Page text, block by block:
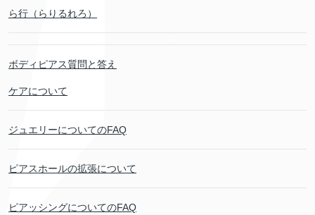
ら行（らりるれろ）
ボディピアス質問と答え
ケアについて
ジュエリーについてのFAQ
ピアスホールの拡張について
ピアッシングについてのFAQ